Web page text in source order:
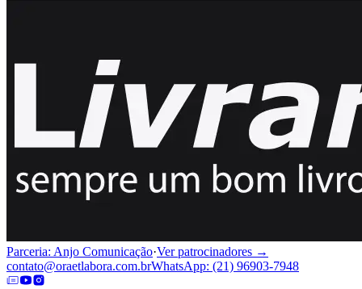
Parceria: Anjo Comunicação·Ver patrocinadores →
contato@oraetlabora.com.brWhatsApp: (21) 96903-7948